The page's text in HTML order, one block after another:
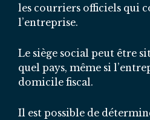
les courriers officiels qui
l’entreprise.
Le siège social peut être
quel pays, même si
domicile fiscal.
Il est possible de